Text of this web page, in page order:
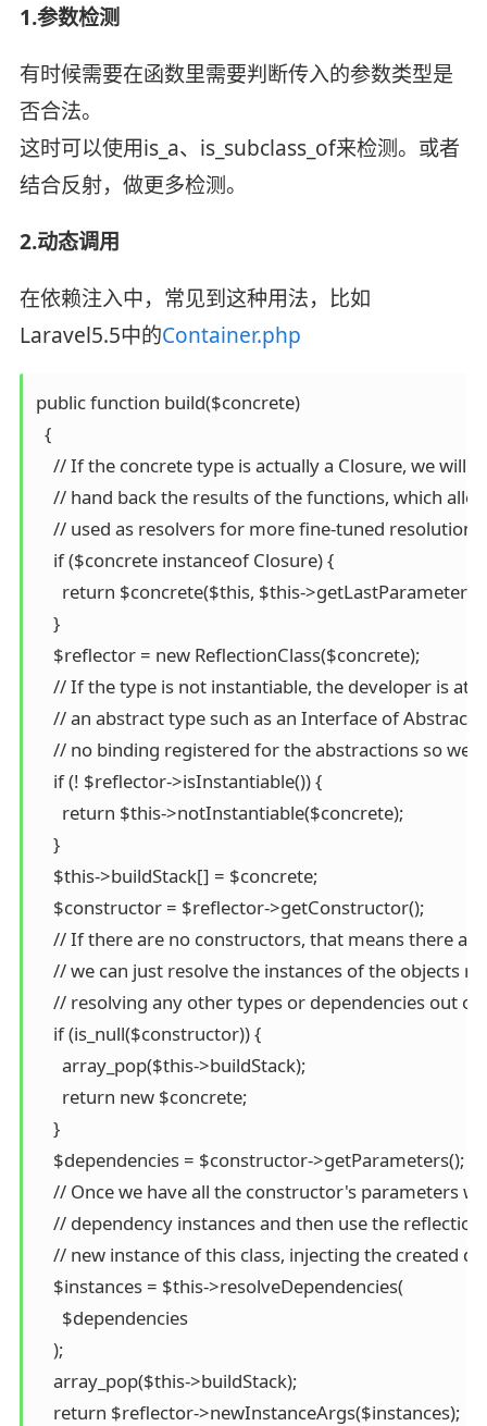
1.参数检测
有时候需要在函数里需要判断传入的参数类型是
否合法。
这时可以使用is_a、is_subclass_of来检测。或者
结合反射，做更多检测。
2.动态调用
在依赖注入中，常见到这种用法，比如
Laravel5.5中的Container.php
public function build($concrete)
  {
// If the concrete type is actually a Closure, we will
// hand back the results of the functions, which
// used as resolvers for more fine-tuned resolution
    if ($concrete instanceof Closure) {
return $concrete($this, $this-
    }
    $reflector = new ReflectionClass($concrete);
// If the type is not instantiable, the developer is
// an abstract type such as an Interface of Abstract
// no binding registered for the abstractions so we
    if (! $reflector->isInstantiable()) {
      return $this->notInstantiable($concrete);
    }
    $this->buildStack[] = $concrete;
    $constructor = $reflector->getConstructor();
// If there are no constructors, that means there
// we can just resolve the instances of the objects
// resolving any other types or dependencies out
    if (is_null($constructor)) {
      array_pop($this->buildStack);
      return new $concrete;
    }
    $dependencies = $constructor->getParameters();
// Once we have all the constructor's parameters
// dependency instances and then use the
// new instance of this class, injecting the created
    $instances = $this->resolveDependencies(
      $dependencies
    );
    array_pop($this->buildStack);
    return $reflector->newInstanceArgs($instances);